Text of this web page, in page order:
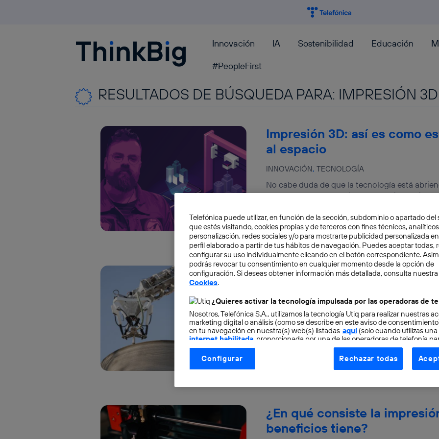
Blogthinkbig.com Innovación IA Sostenibilidad Educación
#PeopleFirst
RESULTADOS DE BÚSQUEDA PARA: IMPRESIÓN 3D
INNOVACIÓN TECNOLOGÍA
Impresión 3D: así es como
al espacio
No cabe duda de que la tecnología está
muchos campos. Un ejemplo es la impresión
INNOVACIÓN
Brazo robótico Phoenix:
¿Te imaginas vivir en una casa construida
el contexto actual es posible. Las tareas que
¿En qué consiste la
beneficios tiene?
Telefónica puede utilizar, en función de la sección, subdominio o apartado del
que estés visitando, cookies propias y de terceros con fines técnicos,
personalización, redes sociales y/o para mostrarte publicidad personalizada
perfil elaborado a partir de tus hábitos de navegación. Puedes aceptar todas,
configurar su uso individualmente clicando en el botón correspondiente.
podrás revocar tu consentimiento en cualquier momento desde la opción de
configuración. Si deseas obtener información más detallada, consulta nuestra
Cookies.
¿Quieres activar la tecnología impulsada por las operadoras de
Nosotros, Telefónica S.A., utilizamos la tecnología Utiq para realizar nuestras
marketing digital o análisis (como se describe en este aviso de
en tu navegación en nuestra(s) web(s) listadas aquí(solo cuando utilizas una
internet habilitada , proporcionada por una de las operadoras de telefonía
otorgas tu consentimiento en cada página web).
La tecnología Utiq está diseñada con la privacidad como prioridad
control.
Este identificador se asigna a la conexión de internet, por lo que cualquier
conecte su dispositivo y consienta el uso de la tecnología recibirá el mismo
Típicamente:
Configurar Rechazar todas